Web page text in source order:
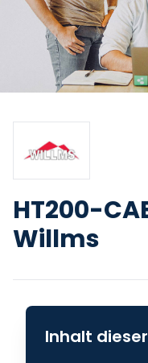
HT200-
Willms
Inhalt